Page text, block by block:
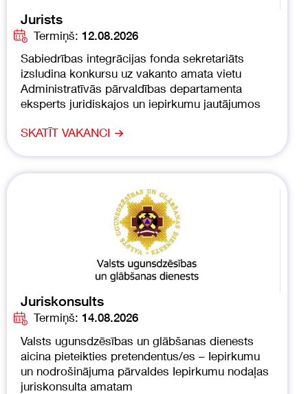
Jurists
Termiņš: 12.08.2026
Sabiedrības integrācijas fonda sekretariāts
izsludina konkursu uz vakanto amata vietu
Administratīvās pārvaldības departamenta
eksperts juridiskajos un iepirkumu jautājumos
SKATĪT VAKANCI
Juriskonsults
Termiņš: 14.08.2026
Valsts ugunsdzēsības un glābšanas dienests
aicina pieteikties pretendentus/es – Iepirkumu
un nodrošinājuma pārvaldes Iepirkumu nodaļas
juriskonsulta amatam